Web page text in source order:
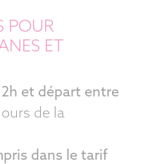
POUR
ET
et départ entre
de la
dans le tarif